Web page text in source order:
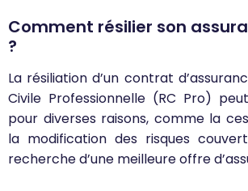
Comment résilier son
?
La résiliation d’un contrat
Civile Professionnelle (RC Pro)
pour diverses raisons, comme la
la modification des risques
recherche d’une meilleure offre